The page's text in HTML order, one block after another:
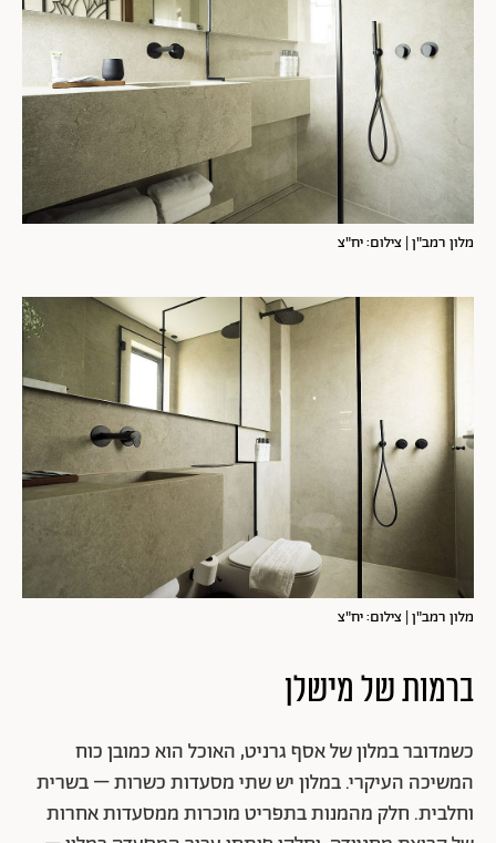
מלון רמב"ן | צילום: יח"צ
מלון רמב"ן | צילום: יח"צ
ברמות של מישלן
כשמדובר במלון של אסף גרניט, האוכל הוא כמובן כוח
המשיכה העיקרי. במלון יש שתי מסעדות כשרות – בשרית
וחלבית. חלק מהמנות בתפריט מוכרות ממסעדות אחרות